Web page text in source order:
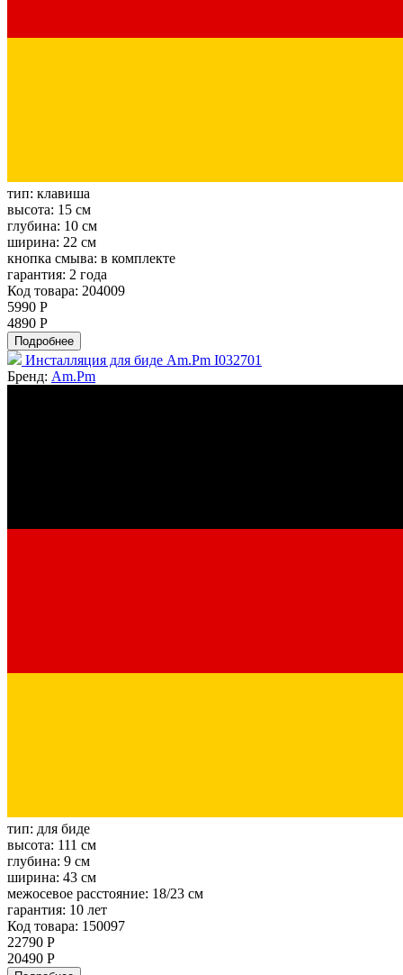
тип: клавиша
высота: 15 см
глубина: 10 см
ширина: 22 см
кнопка смыва: в комплекте
гарантия: 2 года
Код товара: 204009
5990 Р
4890 Р
Подробнее
Инсталляция для биде Am.Pm I032701
Бренд: Am.Pm
тип: для биде
высота: 111 см
глубина: 9 см
ширина: 43 см
межосевое расстояние: 18/23 см
гарантия: 10 лет
Код товара: 150097
22790 Р
20490 Р